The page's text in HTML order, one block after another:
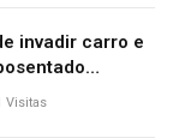
invadir carro e
trânsito
Visitas